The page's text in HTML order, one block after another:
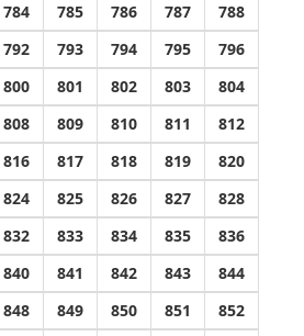
784 785 786 787
788
792 793 794 795
796
800 801 802 803
804
808 809 810 811
812
816 817 818 819
820
824 825 826 827
828
832 833 834 835
836
840 841 842 843
844
848 849 850 851
852